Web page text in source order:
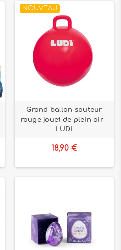
NOUVEAU
Grand ballon sauteur
rouge jouet de plein air -
LUDI
18,90 €